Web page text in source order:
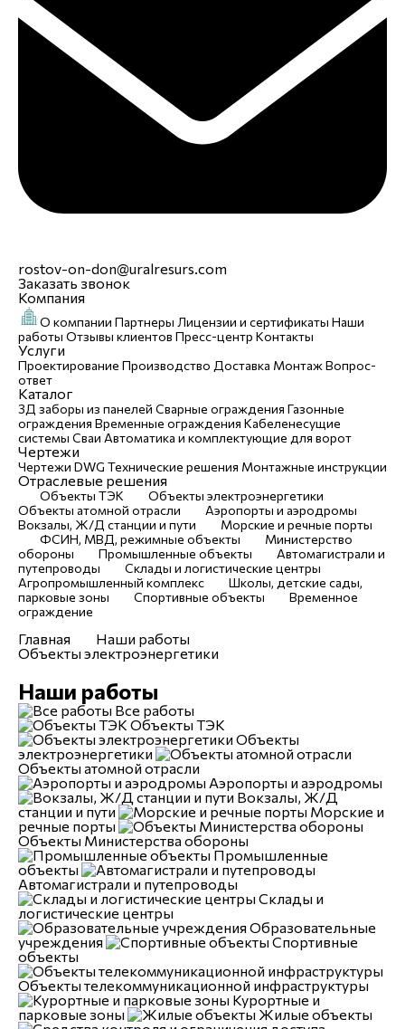
rostov-on-don@uralresurs.com
Заказать звонок
Компания
О компании Партнеры Лицензии и сертификаты Наши
работы Отзывы клиентов Пресс-центр Контакты
Услуги
Проектирование Производство Доставка МонтажВопрос-
ответ
Каталог
3Д заборы из панелей Сварные ограждения Газонные
ограждения Временные ограждения Кабеленесущие
системы Cваи Автоматика и комплектующие для ворот
Чертежи
Чертежи DWG Технические решения Монтажные инструкции
Отраслевые решения
Объекты ТЭК
Объекты электроэнергетики
Объекты атомной отрасли
Аэропорты и аэродромы
Вокзалы, Ж/Д станции и пути
Морские и речные порты
ФСИН, МВД, режимные объекты
Министерство
обороны
Промышленные объекты
Автомагистрали и
путепроводы
Склады и логистические центры
Агропромышленный комплекс
Школы, детские сады,
парковые зоны
Спортивные объекты
Временное
ограждение
Главная
Наши работы
Объекты электроэнергетики
Наши работы
Все работы
Объекты ТЭК
Объекты
электроэнергетики
Объекты атомной отрасли
Аэропорты и аэродромы
Вокзалы, Ж/Д
станции и пути
Морские и
речные порты
Объекты Министерства обороны
Промышленные
объекты
Автомагистрали и путепроводы
Склады и
логистические центры
Образовательные
учреждения
Спортивные
объекты
Объекты телекоммуникационной инфраструктуры
Курортные и
парковые зоны
Жилые объекты